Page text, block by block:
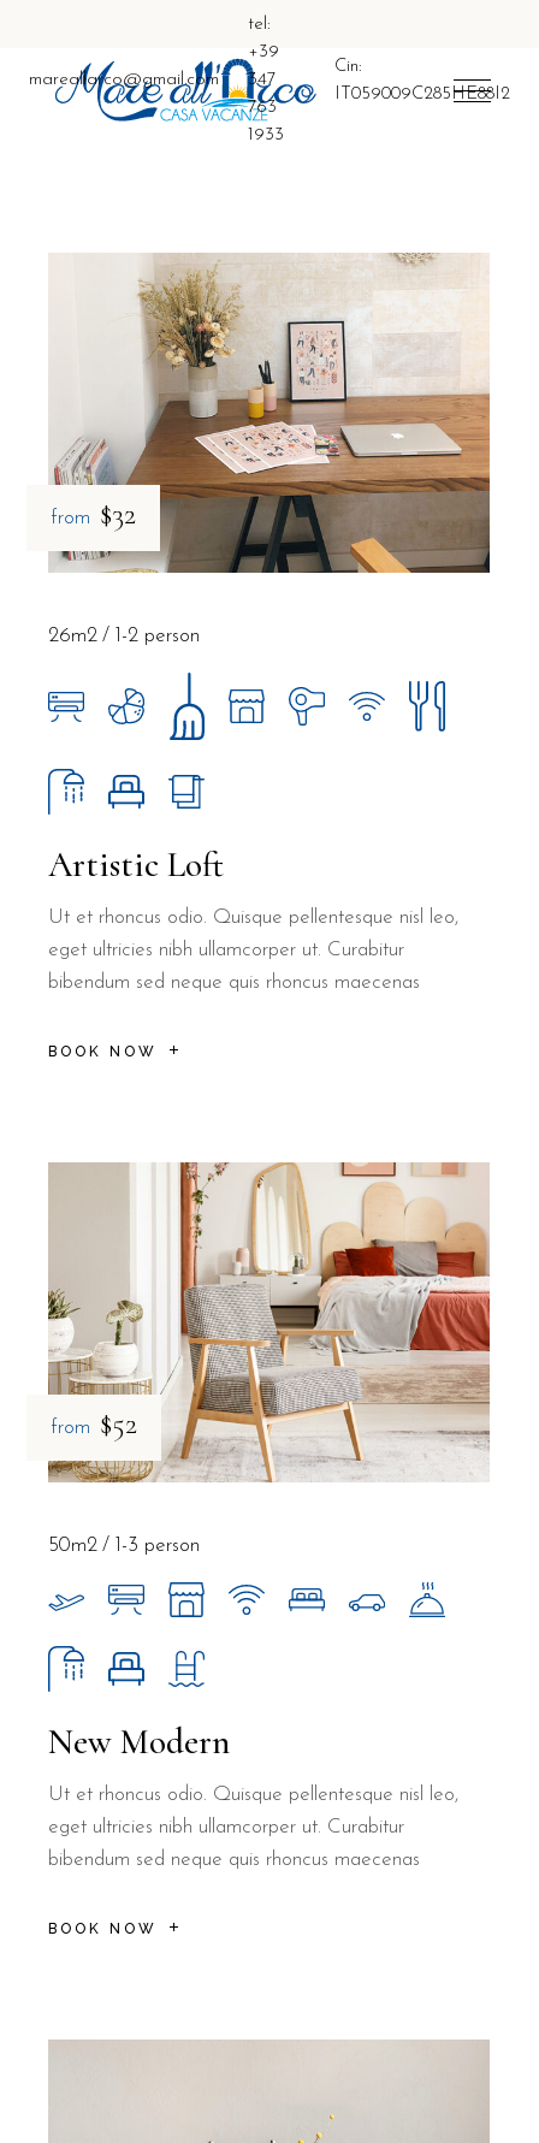
mareallarco@gmail.com
tel:
+39
347
763
1933
Cin:
IT059009C285HE88I2
from $32
Artistic Loft
Ut et rhoncus odio. Quisque pellentesque nisl leo,
eget ultricies nibh ullamcorper ut. Curabitur
bibendum sed neque quis rhoncus maecenas
BOOK NOW
26m2 1-2 person
from $52
New Modern
Ut et rhoncus odio. Quisque pellentesque nisl leo,
eget ultricies nibh ullamcorper ut. Curabitur
bibendum sed neque quis rhoncus maecenas
BOOK NOW
50m2 1-3 person